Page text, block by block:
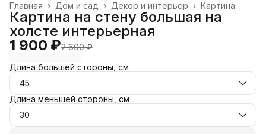
Картина
Декор и интерьер ›
Дом и сад ›
Главная ›
Картина на стену большая на
холсте интерьерная
1 900 ₽2 600 ₽
Длина большей стороны, см
45
Длина меньшей стороны, см
30